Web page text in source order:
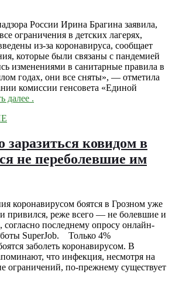
России Ирина Брагина заявила,
ограничения в детских лагерях,
из-за коронавируса, сообщает
которые были связаны с пандемией
изменениями в санитарные правила в
годах, они все сняты», — отметила
комиссии генсовета «Единой
далее .
заразиться ковидом в
не переболевшие им
коронавирусом боятся в Грозном уже
привился, реже всего — не болевшие и
последнему опросу онлайн-
SuperJob. Только 4%
заболеть коронавирусом. В
что инфекция, несмотря на
ограничений, по-прежнему существует